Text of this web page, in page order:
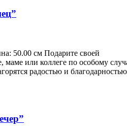
50.00 см Подарите своей
маме или коллеге по особому
радостью и